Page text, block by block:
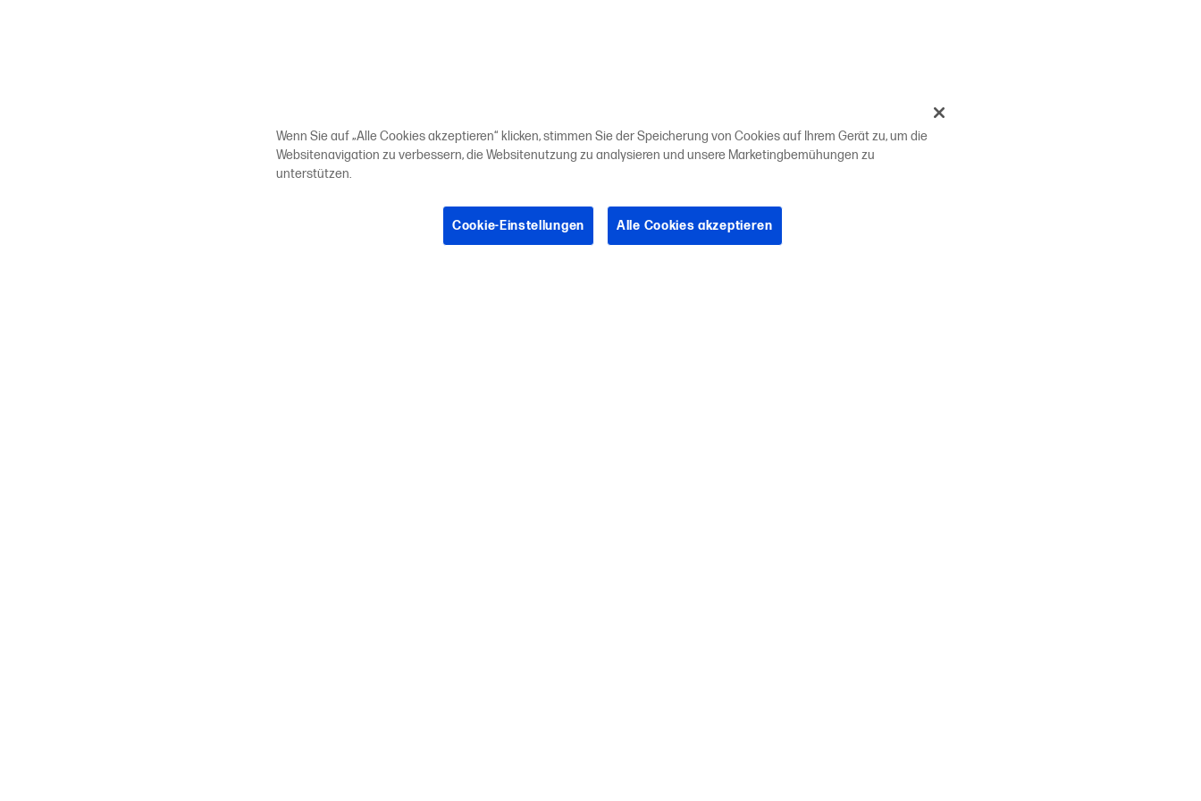
Wenn Sie auf „Alle Cookies akzeptieren“ klicken, stimmen Sie der Speicherung von Cookies auf Ihrem Gerät zu, um die
Websitenavigation zu verbessern, die Websitenutzung zu analysieren und unsere Marketingbemühungen zu
unterstützen.
Cookie-Einstellungen Alle Cookies akzeptieren